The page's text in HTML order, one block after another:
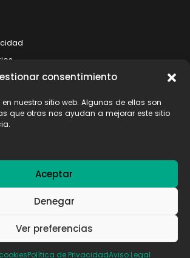
consentimiento
nuestro sitio web. Algunas de ellas son
que otras nos ayudan a mejorar este sitio
Aceptar
Denegar
Ver preferencias
Política de PrivacidadAviso Legal